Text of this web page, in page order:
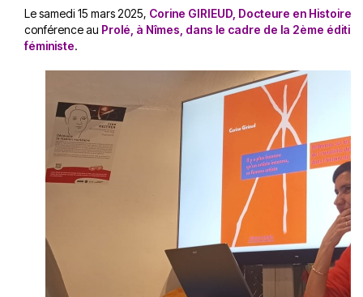
Le samedi 15 mars 2025, Corine GIRIEUD, Docteure en Histoire
conférence au Prolé, à Nîmes, dans le cadre de la 2ème
féministe.